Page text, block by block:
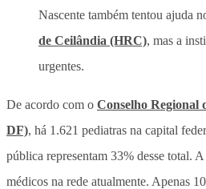
Nascente também tentou ajuda
de Ceilândia (HRC), mas a
urgentes.
De acordo com o Conselho Regional
DF), há 1.621 pediatras na capital
pública representam 33% desse total.
médicos na rede atualmente. Apenas